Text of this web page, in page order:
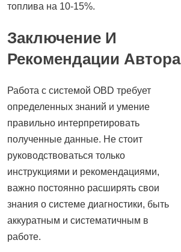
топлива на 10-15%.
Заключение И
Рекомендации Автора
Работа с системой OBD требует
определенных знаний и умение
правильно интерпретировать
полученные данные. Не стоит
руководствоваться только
инструкциями и рекомендациями,
важно постоянно расширять свои
знания о системе диагностики, быть
аккуратным и систематичным в
работе.